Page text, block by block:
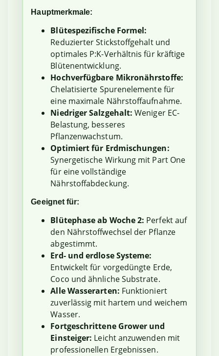
Hauptmerkmale:
Blütespezifische Formel:
Reduzierter Stickstoffgehalt und
optimales P:K-Verhältnis für kräftige
Blütenentwicklung.
Hochverfügbare Mikronährstoffe:
Chelatisierte Spurenelemente für
eine maximale Nährstoffaufnahme.
Niedriger Salzgehalt: Weniger EC-
Belastung, besseres
Pflanzenwachstum.
Optimiert für Erdmischungen:
Synergetische Wirkung mit Part One
für eine vollständige
Nährstoffabdeckung.
Geeignet für:
Blütephase ab Woche 2: Perfekt auf
den Nährstoffwechsel der Pflanze
abgestimmt.
Erd- und erdlose Systeme:
Entwickelt für vorgedüngte Erde,
Coco und ähnliche Substrate.
Alle Wasserarten: Funktioniert
zuverlässig mit hartem und weichem
Wasser.
Fortgeschrittene Grower und
Einsteiger: Leicht anzuwenden mit
professionellen Ergebnissen.